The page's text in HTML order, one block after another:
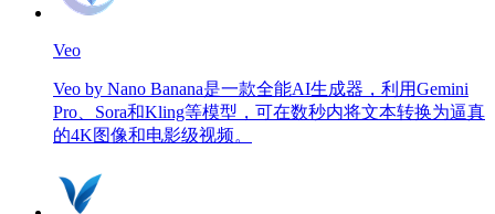
Veo
Veo by Nano Banana是一款全能AI生成器，利用Gemini
Pro、Sora和Kling等模型，可在数秒内将文本转换为逼真
的4K图像和电影级视频。